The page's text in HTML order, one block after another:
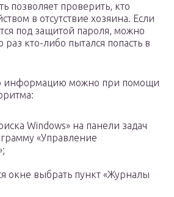
позволяет проверить, кто
в отсутствие хозяина. Если
под защитой пароля, можно
раз кто-либо пытался попасть в
информацию можно при помощи
Windows» на панели задач
«Управление
окне выбрать пункт «Журналы